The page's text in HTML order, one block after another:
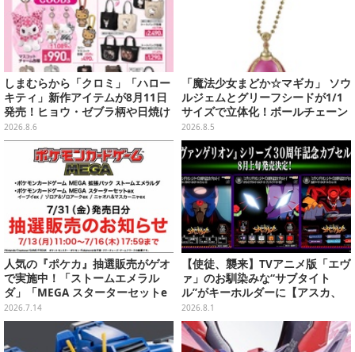
しまむらから「クロミ」「ハロー
キティ」新作アイテムが8月11日
発売！ヒョウ・ゼブラ柄や日焼け
デザインの可愛い雑貨・アパレル
など多数
2026.8.6
「魔法少女まどか☆マギカ」 ソウ
ルジェムとグリーフシードが1/1
サイズで立体化！ボールチェーン
を外せばフィギュアとして飾れる
ガシャポン全6種
2026.8.5
人気の『ポケカ』抽選販売がゲオ
で実施中！「ストームエメラル
ダ」「MEGA スターターセットe
x」各種の全4商品
2026.7.14
【使徒、襲来】TVアニメ版「エヴ
ァ」のお馴染みな“サブタイト
ル”がキーホルダーに【アスカ、
来日】
2026.8.1